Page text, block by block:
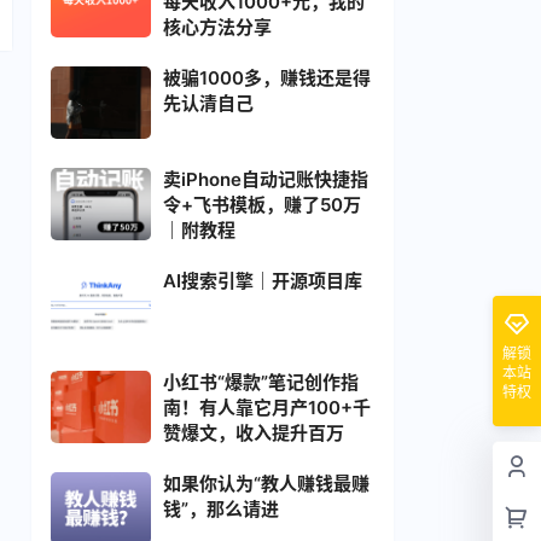
核心方法分享
被骗1000多，赚钱还是得
先认清自己
卖iPhone自动记账快捷指
令+飞书模板，赚了50万
｜附教程
AI搜索引擎｜开源项目库
小红书“爆款”笔记创作指
南！有人靠它月产100+千
赞爆文，收入提升百万
如果你认为“教人赚钱最赚
钱”，那么请进
解锁
本站
特权